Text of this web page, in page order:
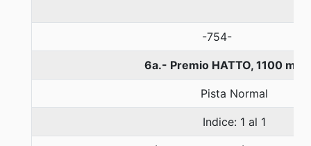
-754-
6a.- Premio HATTO, 1100
Pista Normal
Indice: 1 al 1